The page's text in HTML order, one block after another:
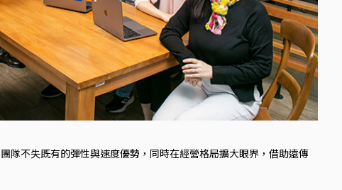
隊不失既有的彈性與速度優勢，同時在經營格局擴大眼界，借助遠傳